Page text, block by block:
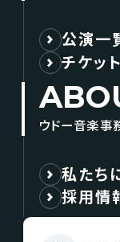
公演一
チケッ
ウドー音楽事
私たち
採用情